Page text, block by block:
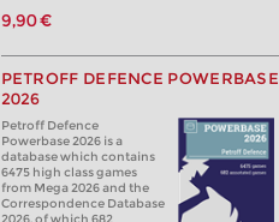
9,90 €
PETROFF DEFENCE POWERBASE
2026
Petroff Defence
Powerbase 2026 is a
database which contains
6475 high class games
from Mega 2026 and the
Correspondence Database